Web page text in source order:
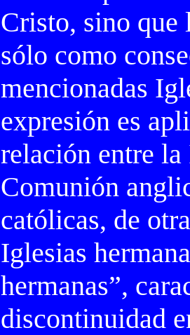
Cristo, sino que
sólo como
mencionadas
expresión es
relación entre
Comunión
católicas, de
Iglesias
hermanas”,
discontinuidad